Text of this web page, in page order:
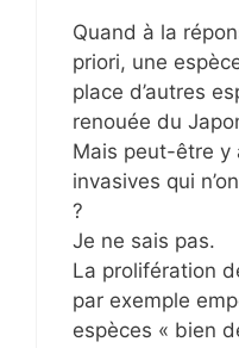
Quand à la
priori, une
place d’autres
renouée du
Mais peut-être
invasives qui
?
Je ne sais pas.
La prolifération
par exemple
espèces « bien